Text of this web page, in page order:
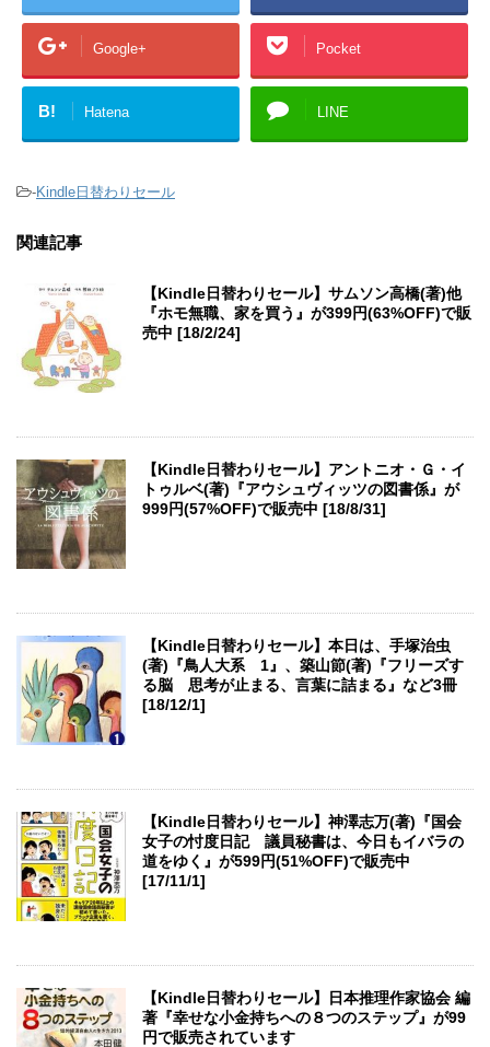
Google+ Pocket
B! Hatena LINE
-Kindle日替わりセール
関連記事
【Kindle日替わりセール】サムソン高橋(著)他
『ホモ無職、家を買う』が399円(63%OFF)で販
売中 [18/2/24]
【Kindle日替わりセール】アントニオ・Ｇ・イ
トゥルベ(著)『アウシュヴィッツの図書係』が
999円(57%OFF)で販売中 [18/8/31]
【Kindle日替わりセール】本日は、手塚治虫
(著)『鳥人大系 1』、築山節(著)『フリーズす
る脳 思考が止まる、言葉に詰まる』など3冊
[18/12/1]
【Kindle日替わりセール】神澤志万(著)『国会
女子の忖度日記 議員秘書は、今日もイバラの
道をゆく』が599円(51%OFF)で販売中
[17/11/1]
【Kindle日替わりセール】日本推理作家協会 編
著『幸せな小金持ちへの８つのステップ』が99
円で販売されています